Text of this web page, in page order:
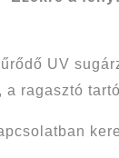
UV
ragasztó